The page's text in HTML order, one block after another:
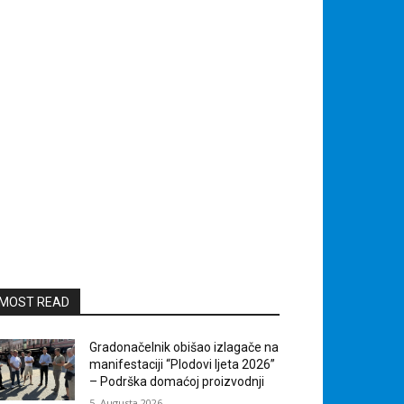
READ
Gradonačelnik obišao izlagače na
manifestaciji “Plodovi ljeta 2026”
– Podrška domaćoj proizvodnji